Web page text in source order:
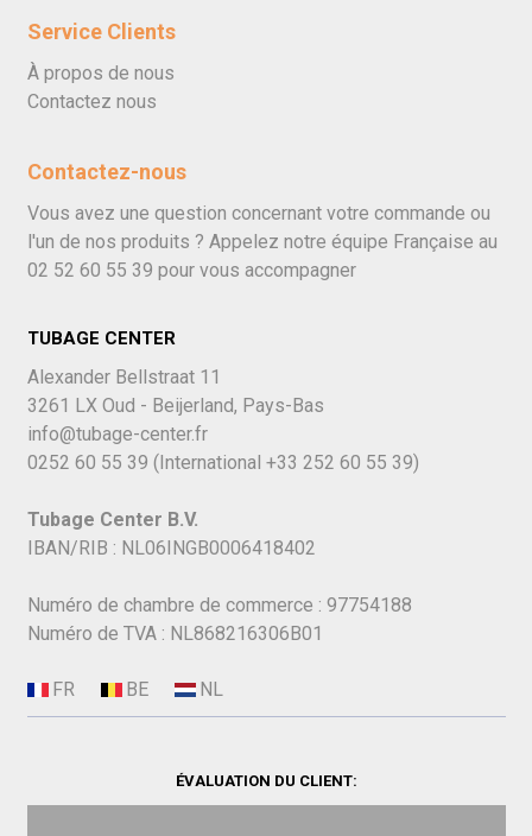
Service Clients
À propos de nous
Contactez nous
Contactez-nous
Vous avez une question concernant votre commande ou
l'un de nos produits ? Appelez notre équipe Française au
02 52 60 55 39 pour vous accompagner
TUBAGE CENTER
Alexander Bellstraat 11
3261 LX Oud - Beijerland, Pays-Bas
info@tubage-center.fr
0252 60 55 39 (International +33 252 60 55 39)
Tubage Center B.V.
IBAN/RIB : NL06INGB0006418402
Numéro de chambre de commerce : 97754188
Numéro de TVA : NL868216306B01
ÉVALUATION DU CLIENT: